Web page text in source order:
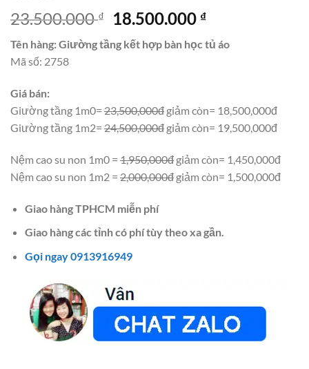
23.500.000₫
Giá
gốc
là:
18.500.000 ₫Giá
hiện
tại
Tên hàng: Giường tầng kết hợp bàn học tủ áo
Mã số: 2758
Giá bán:
Giường tầng 1m0= 23,500,000đ giảm còn= 18,500,000đ
Giường tầng 1m2= 24,500,000đ giảm còn= 19,500,000đ
Nệm cao su non 1m0 = 1,950,000đ giảm còn= 1,450,000đ
Nệm cao su non 1m2 = 2,000,000đ giảm còn= 1,500,000đ
Giao hàng TPHCM miễn phí
Giao hàng các tỉnh có phí tùy theo xa gần.
Gọi ngay 0913916949